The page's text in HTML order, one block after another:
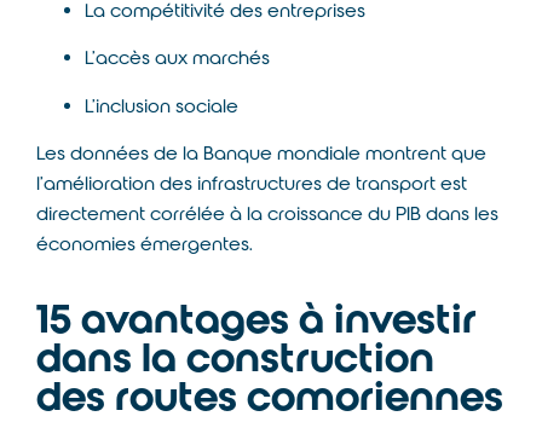
La compétitivité des entreprises
L’accès aux marchés
L’inclusion sociale
Les données de la Banque mondiale montrent que
l’amélioration des infrastructures de transport est
directement corrélée à la croissance du PIB dans les
économies émergentes.
15 avantages à investir
dans la construction
des routes comoriennes